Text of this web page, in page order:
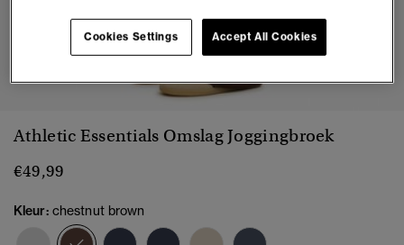
1 2 3 4 5 6 7 8
Athletic Essentials Omslag Joggingbroek
€49,99
Kleur: chestnut brown
geselecteerd
Cookies Settings Accept All Cookies